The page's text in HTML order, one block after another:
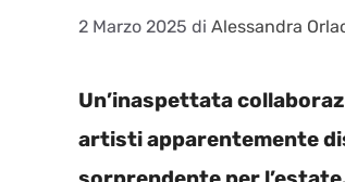
2 Marzo 2025 di Alessandra
Un’inaspettata
artisti apparentemente